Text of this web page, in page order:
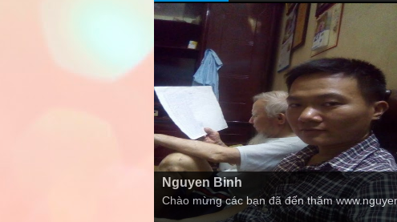
Nguyen Binh
Chào mừng các bạn đã đến thăm